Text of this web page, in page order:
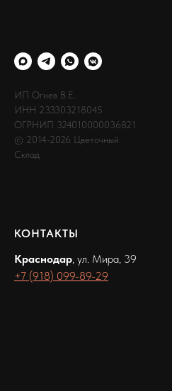
ИП Огнев В.Е.
ИНН 233303218045
ОГРНИП 324010000036821
© 2014-2026 Цветочный
Склад
КОНТАКТЫ
Краснодар, ул. Мира, 39
+7 (918) 099-89-29